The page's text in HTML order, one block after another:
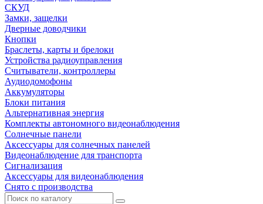
СКУД
Замки, защелки
Дверные доводчики
Кнопки
Браслеты, карты и брелоки
Устройства радиоуправления
Считыватели, контроллеры
Аудиодомофоны
Аккумуляторы
Блоки питания
Альтернативная энергия
Комплекты автономного видеонаблюдения
Солнечные панели
Аксессуары для солнечных панелей
Видеонаблюдение для транспорта
Сигнализация
Аксессуары для видеонаблюдения
Снято с производства